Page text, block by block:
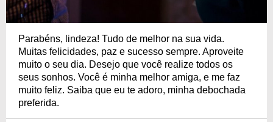
Parabéns, lindeza! Tudo de melhor na sua vida.
Muitas felicidades, paz e sucesso sempre. Aproveite
muito o seu dia. Desejo que você realize todos os
seus sonhos. Você é minha melhor amiga, e me faz
muito feliz. Saiba que eu te adoro, minha debochada
preferida.